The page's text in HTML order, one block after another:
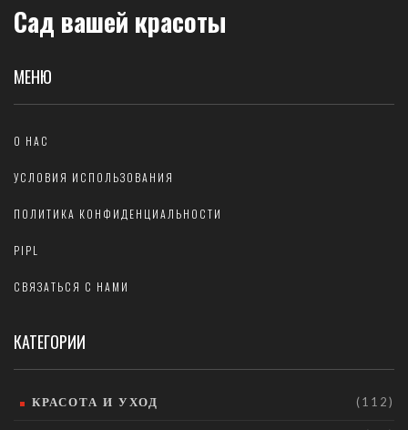
Сад вашей красоты
МЕНЮ
О НАС
УСЛОВИЯ ИСПОЛЬЗОВАНИЯ
ПОЛИТИКА КОНФИДЕНЦИАЛЬНОСТИ
PIPL
СВЯЗАТЬСЯ С НАМИ
КАТЕГОРИИ
КРАСОТА И УХОД (112)